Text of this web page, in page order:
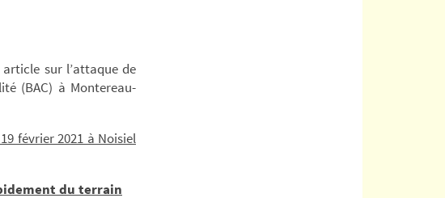
article sur l’attaque de
(BAC) à Montereau-
février 2021 à Noisiel
du terrain